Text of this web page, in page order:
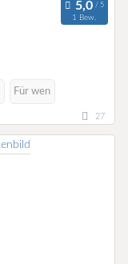
1 Bew.
Für wen
27